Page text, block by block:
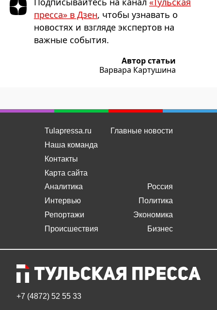
пресса» в Дзен, чтобы узнавать о
новостях и взгляде экспертов на
важные события.
Автор статьи
Варвара Картушина
Tulapressa.ru
Наша команда
Контакты
Карта сайта
Главные новости
Аналитика
Интервью
Репортажи
Происшествия
Россия
Политика
Экономика
Бизнес
+7 (4872) 52 55 33